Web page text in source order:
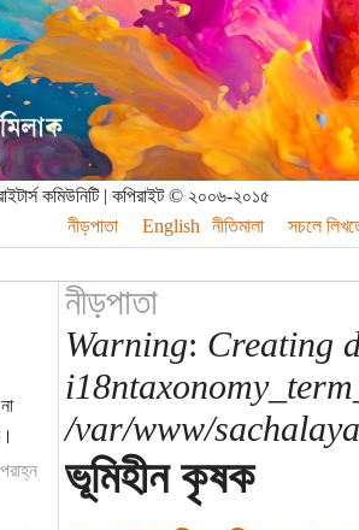
কমিউনিটি | কপিরাইট © ২০০৬-২০১৫
নীড়পাতা
English নীতিমালা সচলে
নীড়পাতা
Warning: Creating
/var/www/
ভূমিহীন কৃষক